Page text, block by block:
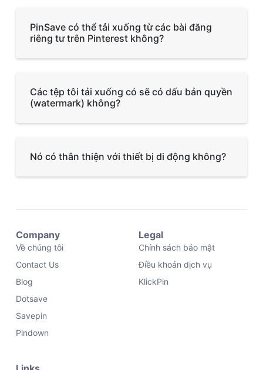
PinSave có thể tải xuống từ các bài đăng
riêng tư trên Pinterest không?
Các tệp tôi tải xuống có sẽ có dấu bản quyền
(watermark) không?
Nó có thân thiện với thiết bị di động không?
Company
Về chúng tôi
Contact Us
Blog
Dotsave
Savepin
Pindown
Legal
Chính sách bảo mật
Điều khoản dịch vụ
KlickPin